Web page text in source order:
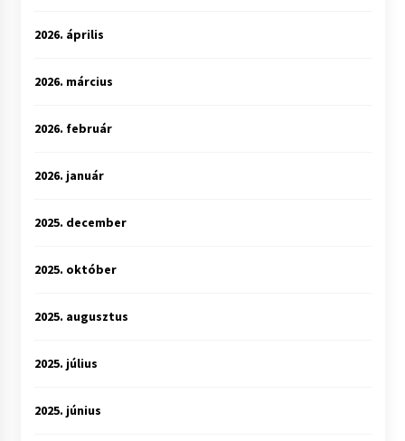
2026. április
2026. március
2026. február
2026. január
2025. december
2025. október
2025. augusztus
2025. július
2025. június